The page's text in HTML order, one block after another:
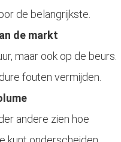
de belangrijkste.
de markt
maar ook op de beurs.
fouten vermijden.
andere zien hoe